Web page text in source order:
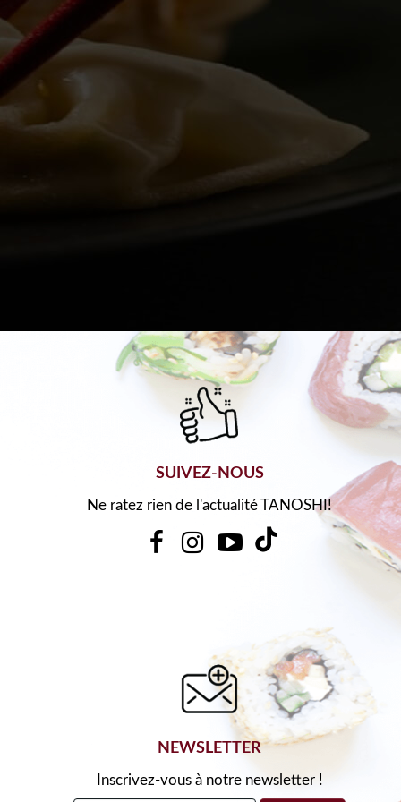
SUIVEZ-NOUS
Ne ratez rien de l'actualité TANOSHI!
NEWSLETTER
Inscrivez-vous à notre newsletter !